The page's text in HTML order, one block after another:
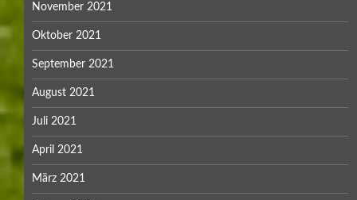
November 2021
Oktober 2021
September 2021
August 2021
Juli 2021
April 2021
März 2021